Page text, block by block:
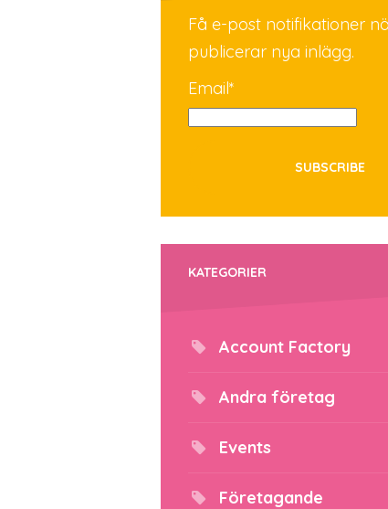
Få e-post notifikationer
publicerar nya inlägg.
Email*
KATEGORIER
Account Factory
Andra företag
Events
Företagande